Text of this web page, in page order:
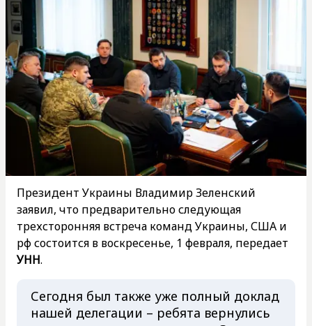
Президент Украины Владимир Зеленский
заявил, что предварительно следующая
трехсторонняя встреча команд Украины, США и
рф состоится в воскресенье, 1 февраля, передает
УНН.
Сегодня был также уже полный доклад
нашей делегации – ребята вернулись